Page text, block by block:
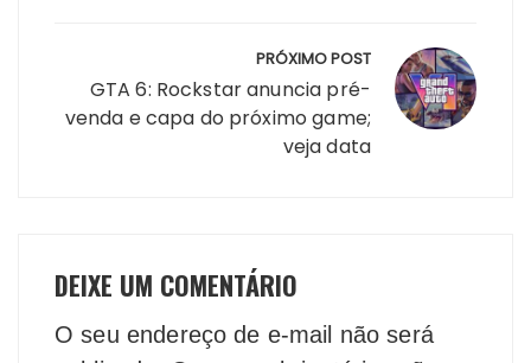
PRÓXIMO POST
GTA 6: Rockstar anuncia pré-
venda e capa do próximo game;
veja data
DEIXE UM COMENTÁRIO
O seu endereço de e-mail não será